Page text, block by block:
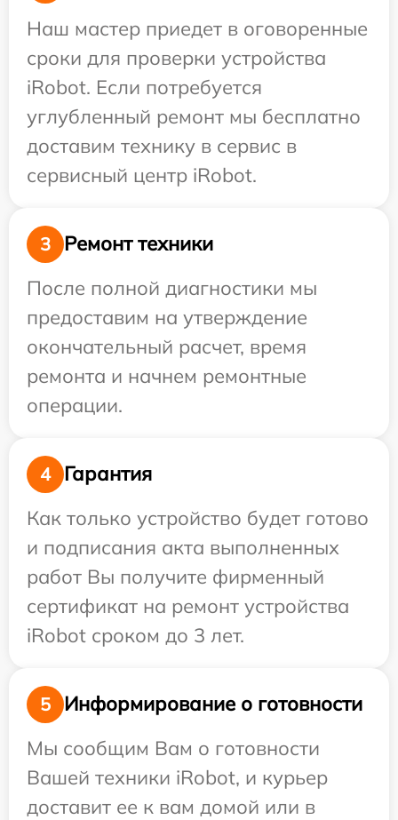
Наш мастер приедет в оговоренные
сроки для проверки устройства
iRobot. Если потребуется
углубленный ремонт мы бесплатно
доставим технику в сервис в
сервисный центр iRobot.
3
Ремонт техники
После полной диагностики мы
предоставим на утверждение
окончательный расчет, время
ремонта и начнем ремонтные
операции.
4
Гарантия
Как только устройство будет готово
и подписания акта выполненных
работ Вы получите фирменный
сертификат на ремонт устройства
iRobot сроком до 3 лет.
5
Информирование о готовности
Мы сообщим Вам о готовности
Вашей техники iRobot, и курьер
доставит ее к вам домой или в